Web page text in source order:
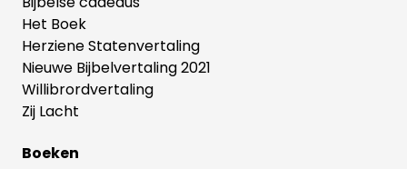
Het Boek
Herziene Statenvertaling
Nieuwe Bijbelvertaling 2021
Willibrordvertaling
Zij Lacht
Boeken